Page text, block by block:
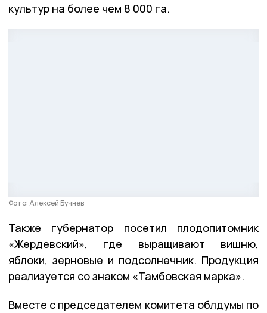
культур на более чем 8 000 га.
Фото: Алексей Бучнев
Также губернатор посетил плодопитомник
«Жердевский», где выращивают вишню,
яблоки, зерновые и подсолнечник. Продукция
реализуется со знаком «Тамбовская марка».
Вместе с председателем комитета облдумы по